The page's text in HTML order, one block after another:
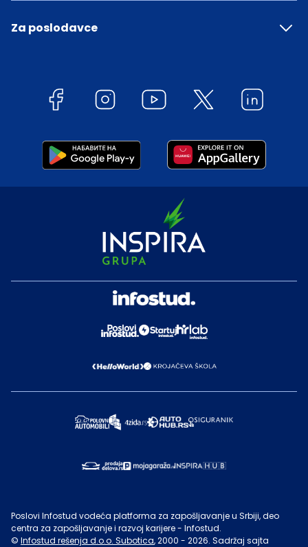
Za poslodavce
Poslovi Infostud vodeća platforma za zapošljavanje u Srbiji, deo
centra za zapošljavanje i razvoj karijere - Infostud.
© Infostud rešenja d.o.o. Subotica, 2000 - 2026. Sadržaj sajta